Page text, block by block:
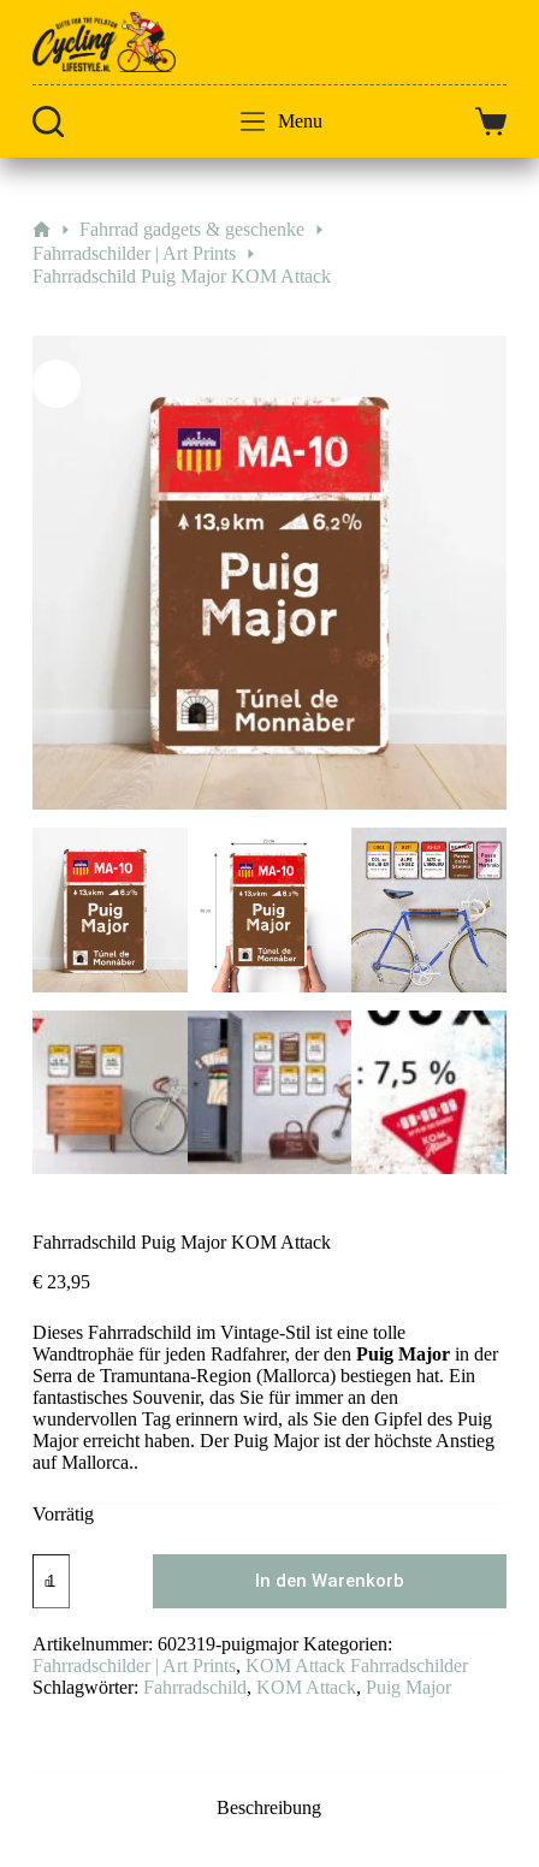
Inhalt
springen
Menu
StartFahrrad gadgets & geschenke
Fahrradschilder | Art Prints
Fahrradschild Puig Major KOM Attack
Fahrradschild Puig Major KOM Attack
€23,95
Dieses Fahrradschild im Vintage-Stil ist eine tolle
Wandtrophäe für jeden Radfahrer, der den Puig Majorin der
Serra de Tramuntana-Region (Mallorca) bestiegen hat. Ein
fantastisches Souvenir, das Sie für immer an den
wundervollen Tag erinnern wird, als Sie den Gipfel des Puig
Major erreicht haben. Der Puig Major ist der höchste Anstieg
auf Mallorca..
Vorrätig
Puig
Major
Attack
Menge
In den Warenkorb
Artikelnummer: 602319-puigmajor Kategorien:
Fahrradschilder | Art Prints, KOM Attack Fahrradschilder
Schlagwörter: Fahrradschild, KOM Attack, Puig Major
Beschreibung